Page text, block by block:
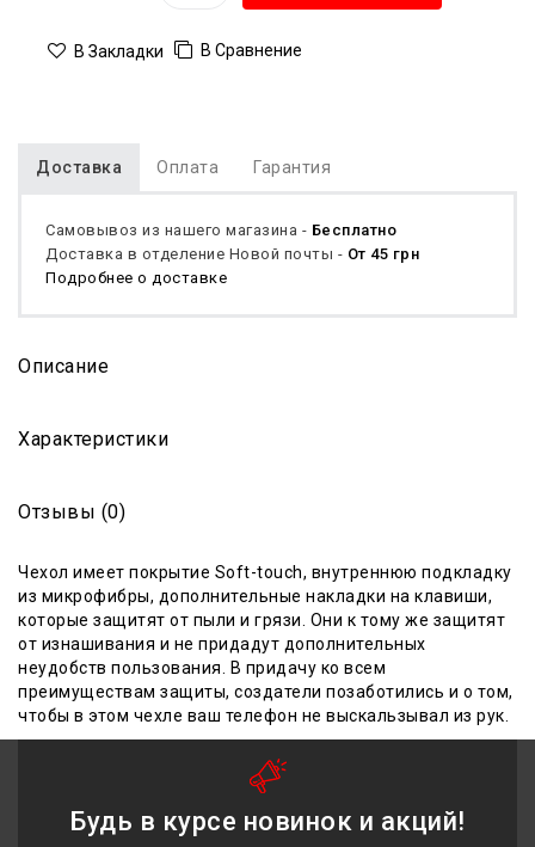
В Закладки В Сравнение
Доставка Оплата Гарантия
Самовывоз из нашего магазина - Бесплатно
Доставка в отделение Новой почты - От 45 грн
Подробнее о доставке
Описание
Характеристики
Отзывы (0)
Чехол имеет покрытие Soft-touch, внутреннюю подкладку
из микрофибры, дополнительные накладки на клавиши,
которые защитят от пыли и грязи. Они к тому же защитят
от изнашивания и не придадут дополнительных
неудобств пользования. В придачу ко всем
преимуществам защиты, создатели позаботились и о том,
чтобы в этом чехле ваш телефон не выскальзывал из рук.
Будь в курсе новинок и акций!